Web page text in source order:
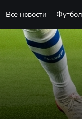
Все новости Футбол